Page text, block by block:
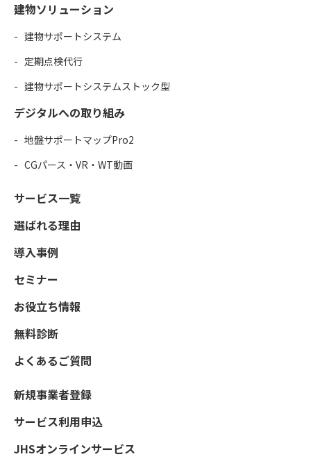
建物ソリューション
建物サポートシステム
定期点検代行
建物サポートシステムストック型
デジタルへの取り組み
地盤サポートマップPro2
CGパース・VR・WT動画
サービス一覧
選ばれる理由
導入事例
セミナー
お役立ち情報
無料診断
よくあるご質問
新規事業者登録
サービス利用申込
JHSオンラインサービス